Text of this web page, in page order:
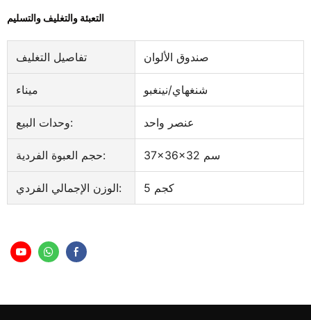
التعبئة والتغليف والتسليم
تفاصيل التغليف صندوق الألوان
ميناء شنغهاي/نينغبو
وحدات البيع: عنصر واحد
حجم العبوة الفردية: 37×36×32 سم
الوزن الإجمالي الفردي: 5 كجم